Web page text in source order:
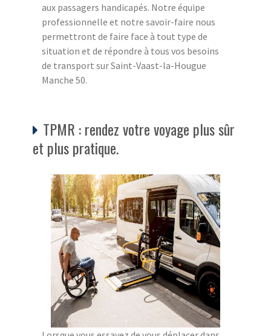
aux passagers handicapés. Notre équipe
professionnelle et notre savoir-faire nous
permettront de faire face à tout type de
situation et de répondre à tous vos besoins
de transport sur Saint-Vaast-la-Hougue
Manche 50.
TPMR : rendez votre voyage plus sûr
et plus pratique.